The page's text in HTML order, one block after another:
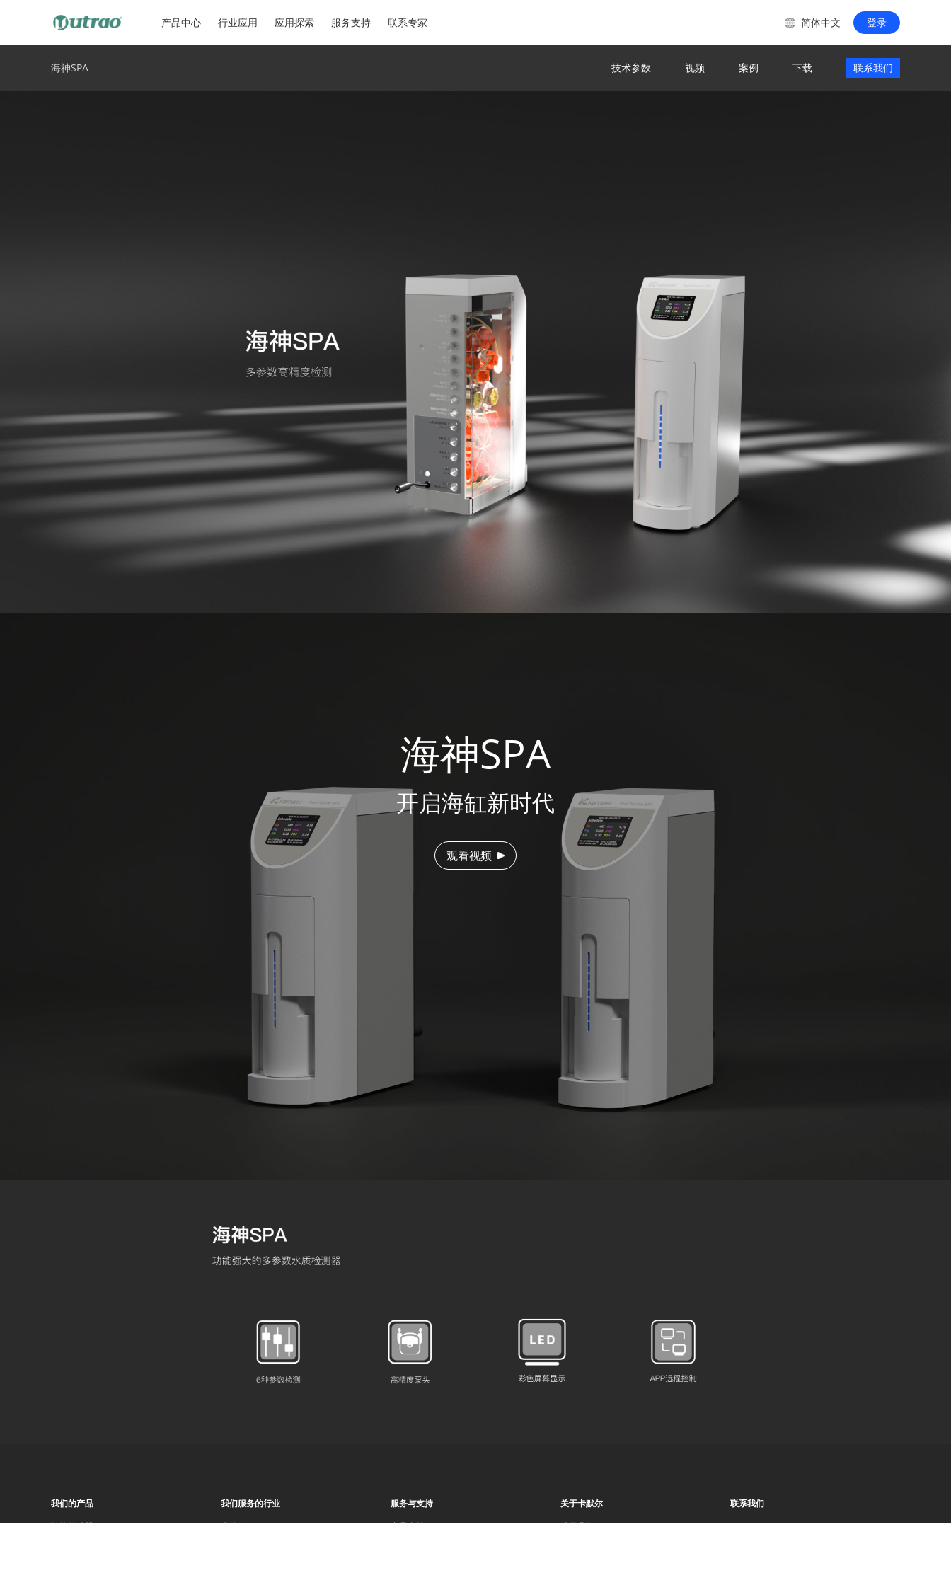
产品中心 行业应用 应用探索 服务支持 联系专家 简体中文 登录
海神SPA 技术参数 视频 案例 下载 联系我们
海神SPA
开启海缸新时代
观看视频
我们的产品
智能传感器
我们服务的行业
水族鱼缸
服务与支持
产品支持
关于卡默尔
关于我们
联系我们
+86 13361952862